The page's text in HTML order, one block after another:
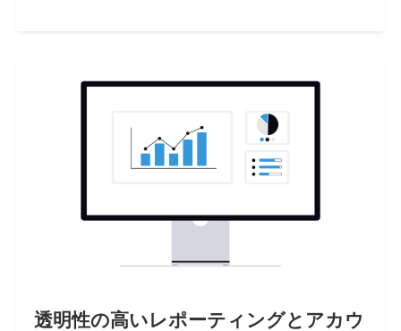
透明性の高いレポーティングとアカウ